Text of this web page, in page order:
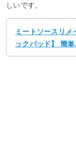
しいです。
ミートソースリ
ックパッド】 簡